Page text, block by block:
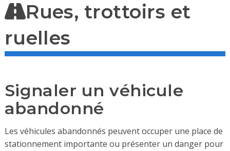
Rues, trottoirs et
ruelles
Signaler un véhicule
abandonné
Les véhicules abandonnés peuvent occuper une place de
stationnement importante ou présenter un danger pour